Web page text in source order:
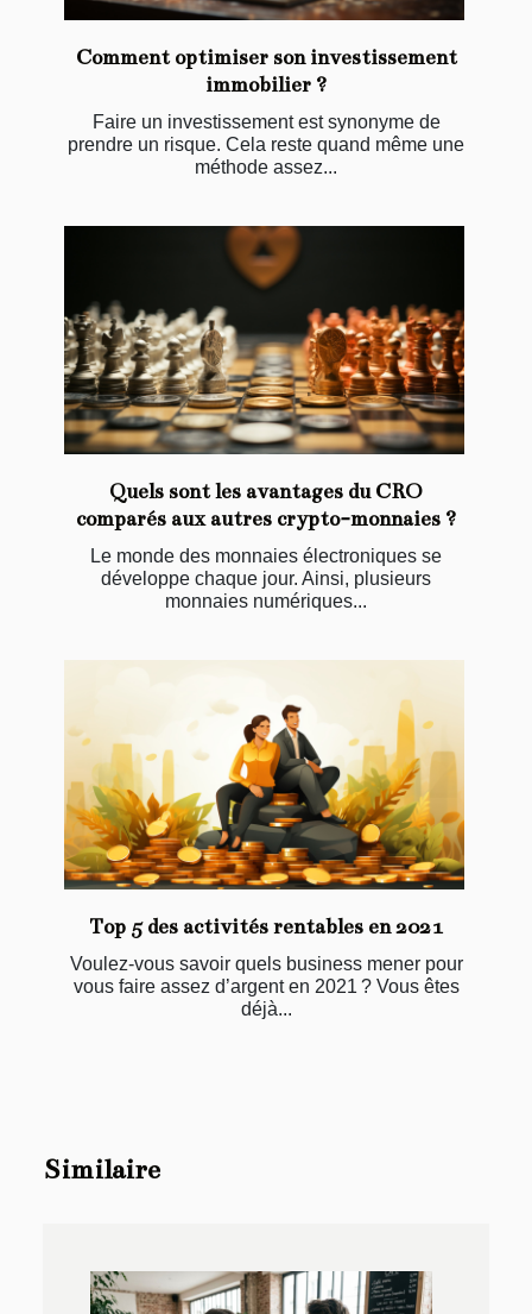
Comment optimiser son investissement
immobilier ?
Faire un investissement est synonyme de
prendre un risque. Cela reste quand même une
méthode assez...
Quels sont les avantages du CRO
comparés aux autres crypto-monnaies ?
Le monde des monnaies électroniques se
développe chaque jour. Ainsi, plusieurs
monnaies numériques...
Top 5 des activités rentables en 2021
Voulez-vous savoir quels business mener pour
vous faire assez d’argent en 2021 ? Vous êtes
déjà...
Similaire